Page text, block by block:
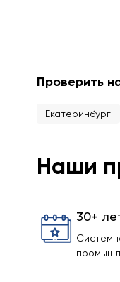
Проверить
Екатеринбург
Наши
30+